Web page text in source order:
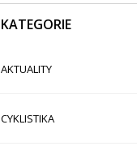
KATEGORIE
AKTUALITY
CYKLISTIKA